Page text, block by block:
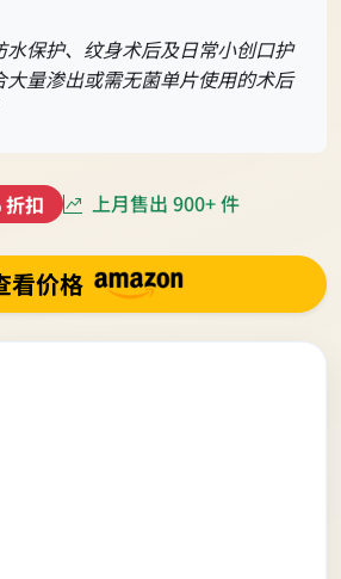
水保护、纹身术后及日常小创口护
量渗出或需无菌单片使用的术后
扣 上月售出 900+ 件
看价格